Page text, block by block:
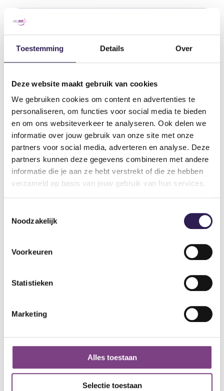
Toestemming Details Over
Deze website maakt gebruik van cookies
We gebruiken cookies om content en advertenties te
personaliseren, om functies voor social media te bieden
en om ons websiteverkeer te analyseren. Ook delen we
informatie over jouw gebruik van onze site met onze
partners voor social media, adverteren en analyse. Deze
partners kunnen deze gegevens combineren met andere
informatie die je aan ze hebt verstrekt of die ze hebben
verzameld op basis van jouw gebruik van hun services.
Noodzakelijk
Voorkeuren
Statistieken
Marketing
Alles toestaan
Selectie toestaan
OOK
Schrijf je nu in
Sportscholen
Sportschool Apeldoorn
Sportschool Apeldoorn
Sportschool Assen
Sportschool Dalfsen
Sportschool Ede
Sportschool Emmen
Sportschool Enschede
Sportschool Nieuw-
Sportschool Nieuwegein
Sportschool Nijmegen
Sportschool Vlaardingen
Sportschool Wageningen
Sportschool Zwolle Dieze